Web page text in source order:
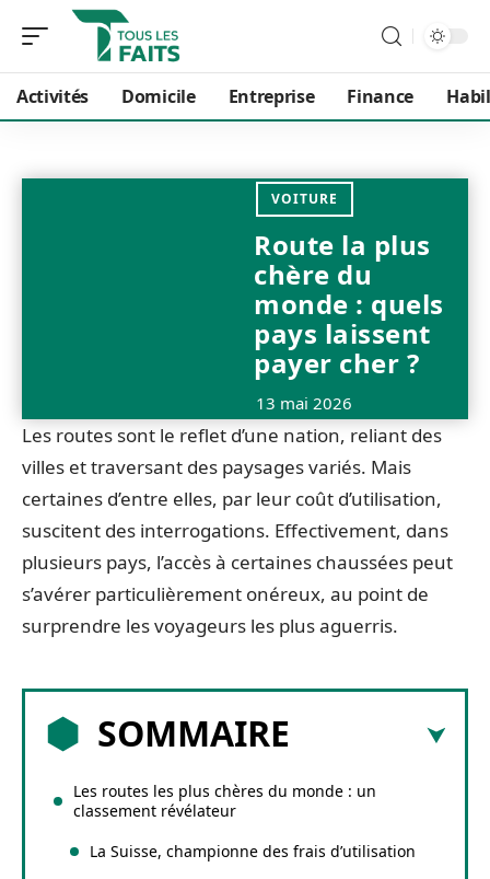
Activités Domicile Entreprise Finance
VOITURE
Route la plus
chère du
monde : quels
pays laissent
payer cher ?
13 mai 2026
Les routes sont le reflet d’une nation, reliant des
villes et traversant des paysages variés. Mais
certaines d’entre elles, par leur coût d’utilisation,
suscitent des interrogations. Effectivement, dans
plusieurs pays, l’accès à certaines chaussées peut
s’avérer particulièrement onéreux, au point de
surprendre les voyageurs les plus aguerris.
SOMMAIRE
Les routes les plus chères du monde : un
classement révélateur
La Suisse, championne des frais d’utilisation